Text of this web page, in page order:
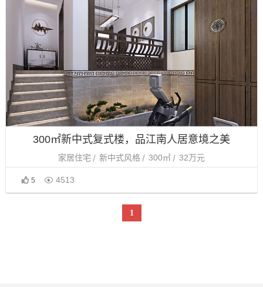
300㎡新中式复式楼，品江南人居意境之美
家居住宅 新中式风格 300㎡ 32万元
5  4513
1